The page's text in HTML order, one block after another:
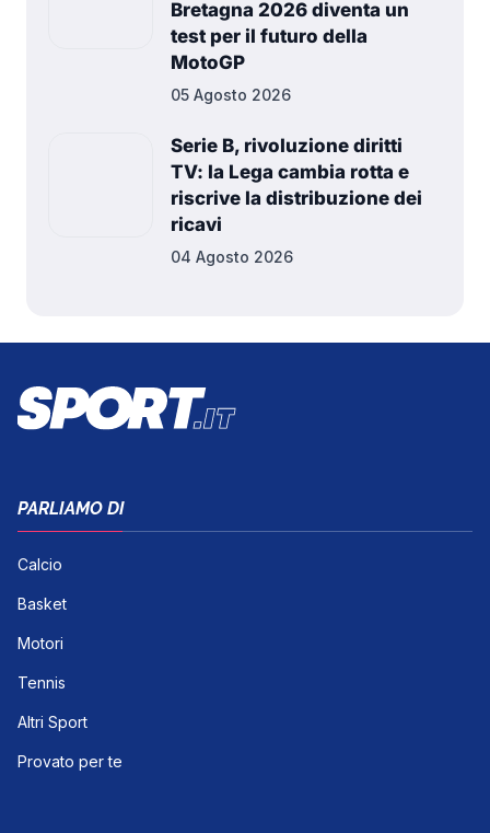
Bretagna 2026 diventa un
test per il futuro della
MotoGP
05 Agosto 2026
Serie B, rivoluzione diritti
TV: la Lega cambia rotta e
riscrive la distribuzione dei
ricavi
04 Agosto 2026
PARLIAMO DI
Calcio
Basket
Motori
Tennis
Altri Sport
Provato per te